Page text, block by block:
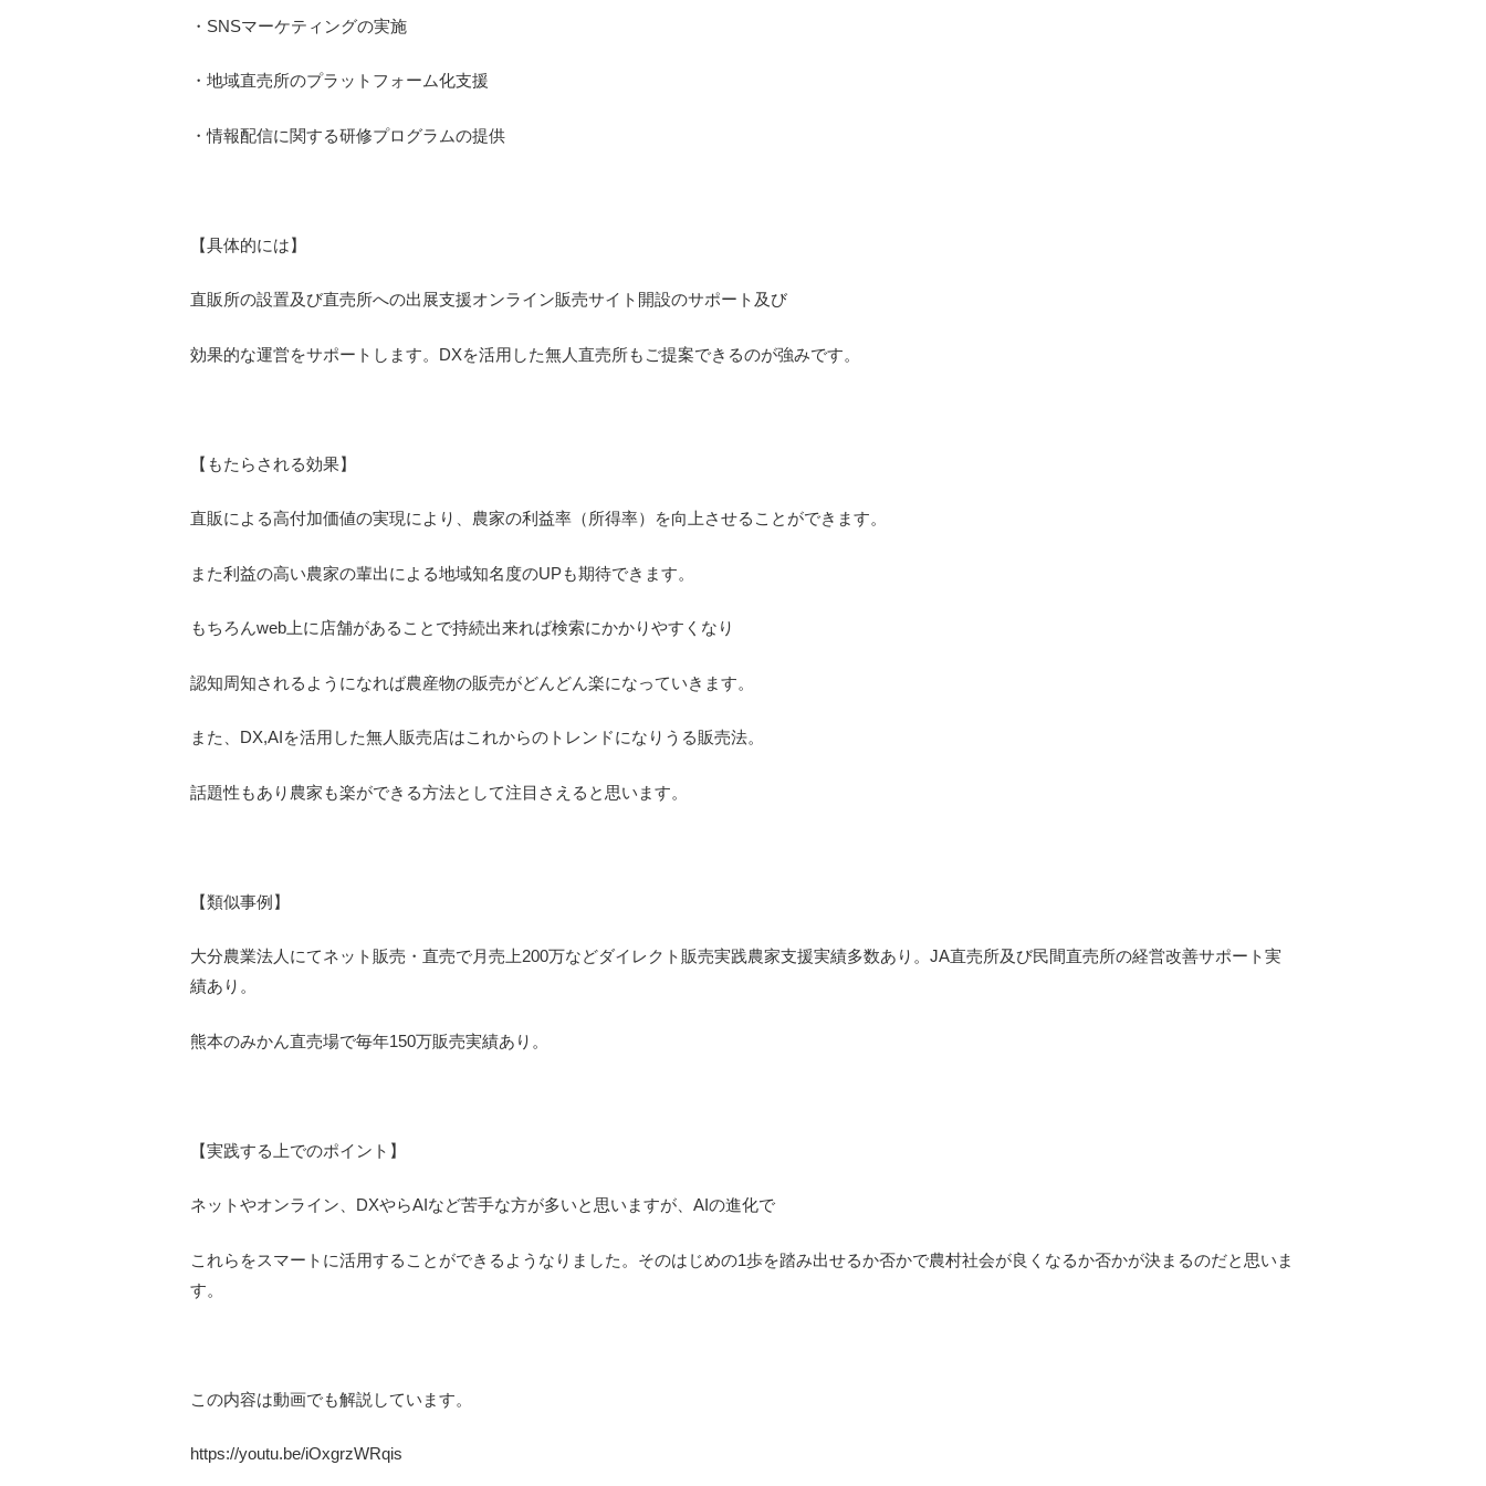
・SNSマーケティングの実施
・地域直売所のプラットフォーム化支援
・情報配信に関する研修プログラムの提供
【具体的には】
直販所の設置及び直売所への出展支援オンライン販売サイト開設のサポート及び
効果的な運営をサポートします。DXを活用した無人直売所もご提案できるのが強みです。
【もたらされる効果】
直販による高付加価値の実現により、農家の利益率（所得率）を向上させることができます。
また利益の高い農家の輩出による地域知名度のUPも期待できます。
もちろんweb上に店舗があることで持続出来れば検索にかかりやすくなり
認知周知されるようになれば農産物の販売がどんどん楽になっていきます。
また、DX,AIを活用した無人販売店はこれからのトレンドになりうる販売法。
話題性もあり農家も楽ができる方法として注目さえると思います。
【類似事例】
大分農業法人にてネット販売・直売で月売上200万などダイレクト販売実践農家支援実績多数あり。JA直売所及び民間直売所の経営改善サポート実
績あり。
熊本のみかん直売場で毎年150万販売実績あり。
【実践する上でのポイント】
ネットやオンライン、DXやらAIなど苦手な方が多いと思いますが、AIの進化で
これらをスマートに活用することができるようなりました。そのはじめの1歩を踏み出せるか否かで農村社会が良くなるか否かが決まるのだと思いま
す。
この内容は動画でも解説しています。
https://youtu.be/iOxgrzWRqis